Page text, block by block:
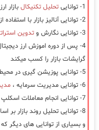
1- توانایی تحلیل تکنیکال بازار
2- توانایی آنالیز بازار با استفاده از
3- توانایی نگارش و
تدوین
4- پس از دوره اموزش ارز
گرایشات بازار را کسب میکند
5- توانایی پوزیشن گیری در محیط REAL یا واقعی
6- توانایی مدیریت سرمایه ،
7- توانایی انجام معاملات اسکلپ در تایم فریم های 5-15-30 دقیقه
8- توانایی تحلیل روند بازار بر اساس
و بسیاری از توانایی های دیگر